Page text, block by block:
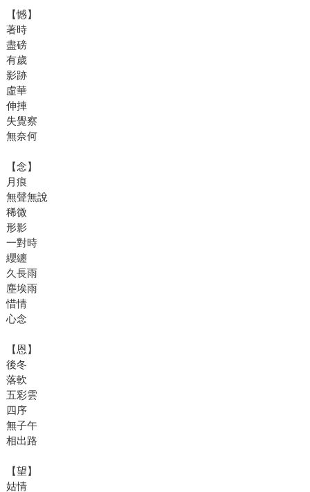
【憾】
著時
盡磅
有歲
影跡
虛華
伸捙
失覺察
無奈何
【念】
月痕
無聲無說
稀微
形影
一對時
纓纏
久長雨
塵埃雨
惜情
心念
【恩】
後冬
落軟
五彩雲
四序
無子午
相出路
【望】
姑情